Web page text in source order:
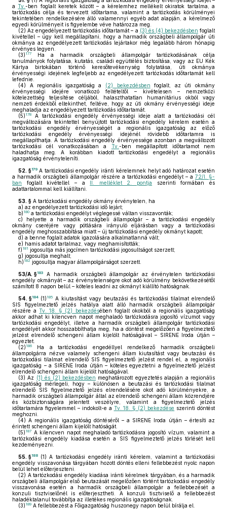
aTv.-ben foglalt keretek között – a kérelemhez mellékelt okiratok tartalma, a
tartózkodás célja és tervezett időtartama, valamint a tartózkodás körülményei
tekintetében rendelkezésére álló valamennyi egyéb adat alapján, a kérelmező
egyedi körülményeit is figyelembe véve határozza meg.
(2) Az engedélyezett tartózkodás időtartamát – a (3) és (4) bekezdésben foglalt
kivétellel – úgy kell megállapítani, hogy a harmadik országbeli állampolgár úti
okmánya az engedélyezett tartózkodás lejártakor még legalább három hónapig
érvényes legyen.
(3) 177
Ha a harmadik országbeli állampolgár tartózkodásának célja
tanulmányok folytatása, kutatás, családi együttélés biztosítása, vagy az EU Kék
Kártya birtokában történő keresőtevékenység folytatása, úti okmánya
érvényességi idejének legfeljebb az engedélyezett tartózkodás időtartamát kell
lefednie.
(4) A regionális igazgatóság a (2) bekezdésben foglalt, az úti okmány
érvényességi idejére vonatkozó feltételtől – kivételesen – nemzetközi
kötelezettség teljesítése céljából, halaszthatatlan humanitárius okból vagy
nemzeti érdekből eltekinthet, feltéve, hogy az úti okmány érvényességi ideje
meghaladja az engedélyezett tartózkodás időtartamát.
(5) 178
A tartózkodási engedély érvényességi ideje alatt a tartózkodási cél
megváltozására tekintettel benyújtott tartózkodási engedély kérelem esetén a
tartózkodási engedély érvényességét a regionális igazgatóság az előző
tartózkodási engedély érvényességi idejénél rövidebb időtartamra is
megállapíthatja. A tartózkodási engedély érvényessége azonban a megváltozott
tartózkodási cél vonatkozásában a Tv. -ben megállapított időtartamot nem
haladhatja meg. A korábban kiadott tartózkodási engedélyt a regionális
igazgatóság érvényteleníti.
52. §179 A tartózkodási engedély iránti kérelemnek helyt adó határozat esetén
a harmadik országbeli állampolgár részére a tartózkodási engedélyt – a 72/I. §-
ban foglalt kivétellel – a II. melléklet 2. pontja szerinti formában és
adattartalommal kell kiállítani.
53. § A tartózkodási engedély okmány érvénytelen, ha
a) az engedélyezett tartózkodási idő lejárt;
b) 180 a tartózkodási engedélyt véglegessé váltan visszavonták;
c) helyette a harmadik országbeli állampolgár – a tartózkodási engedély
okmány cseréjére vagy pótlására irányuló eljárásban vagy a tartózkodási
engedély meghosszabbítása miatt – új tartózkodási engedély okmányt kapott;
d) a benne foglalt adatok igazolására alkalmatlanná vált;
e) hamis adatot tartalmaz, vagy meghamisították;
f) 181 jogosultja más jogcímen tartózkodási jogosultságot szerzett;
g) jogosultja meghalt;
h) 182 jogosultja magyar állampolgárságot szerzett.
53/A. §183
A harmadik országbeli állampolgár az érvénytelen tartózkodási
engedély okmányát – az érvénytelenségre okot adó körülmény bekövetkezésétől
számított 8 napon belül – köteles leadni az okmányt kiállító hatóságnak.
54. §184 (1) 185 A kiutasítást vagy beutazási és tartózkodási tilalmat elrendelő
SIS figyelmeztető jelzés hatálya alatt álló harmadik országbeli állampolgár
részére aTv. 18. § (2) bekezdésében foglalt okokból a regionális igazgatóság
akkor adhat ki kilencven napot meghaladó tartózkodásra jogosító vízumot vagy
tartózkodási engedélyt, illetve a harmadik országbeli állampolgár tartózkodási
engedélyét akkor hosszabbíthatja meg, ha a döntést megelőzően a figyelmeztető
jelzést elrendelő schengeni állam kijelölt hatóságával – SIRENE Iroda útján –
egyeztet.
(2) 186
Ha a tartózkodási engedéllyel rendelkező harmadik országbeli
állampolgárra nézve valamely schengeni állam kiutasítást vagy beutazási és
tartózkodási tilalmat elrendelő SIS figyelmeztető jelzést rendel el, a regionális
igazgatóság – a SIRENE Iroda útján – köteles egyeztetni a figyelmeztető jelzést
elrendelő schengeni állam kijelölt hatóságával.
(3) Az (1) és (2) bekezdésben meghatározott egyeztetés alapján a regionális
igazgatóság mérlegeli, hogy – különösen a beutazási és tartózkodási tilalmat
elrendelő SIS figyelmeztető jelzés elrendelésére okot adó körülményekre, a
harmadik országbeli állampolgár által az elrendelő schengeni állam közrendjére
és közbiztonságára jelentett veszélyre, valamint a figyelmeztető jelzés
időtartamára figyelemmel – indokolt-e a Tv. 18. § (2) bekezdése szerinti döntést
meghozni.
(4) A regionális igazgatóság döntéséről – a SIRENE Iroda útján – értesíti az
érintett schengeni állam kijelölt hatóságát.
(5) 187 A kilencven napot meghaladó tartózkodásra jogosító vízum, valamint a
tartózkodási engedély kiadása esetén a SIS figyelmeztető jelzés törlését kell
kezdeményezni.
55. §188 (1) A tartózkodási engedély iránti kérelem, valamint a tartózkodási
engedély visszavonása tárgyában hozott döntés elleni fellebbezést nyolc napon
belül lehet előterjeszteni.
(2) A tartózkodási engedély kiadása iránti kérelmek tárgyában, és a harmadik
országbeli állampolgár első beutazását megelőzően történt tartózkodási engedély
visszavonása esetén a harmadik országbeli állampolgár a fellebbezését a
konzuli tisztviselőnél is előterjesztheti. A konzuli tisztviselő a fellebbezést
haladéktalanul továbbítja az illetékes regionális igazgatóságnak.
(3) 189 A fellebbezést a Főigazgatóság huszonegy napon belül bírálja el.